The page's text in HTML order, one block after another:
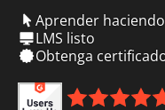
Aprender haciendo
LMS listo
Obtenga